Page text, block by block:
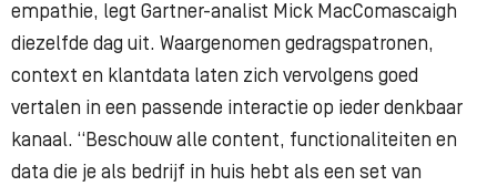
empathie, legt Gartner-analist Mick MacComascaigh
diezelfde dag uit. Waargenomen gedragspatronen,
context en klantdata laten zich vervolgens goed
vertalen in een passende interactie op ieder denkbaar
kanaal. “Beschouw alle content, functionaliteiten en
data die je als bedrijf in huis hebt als een set van